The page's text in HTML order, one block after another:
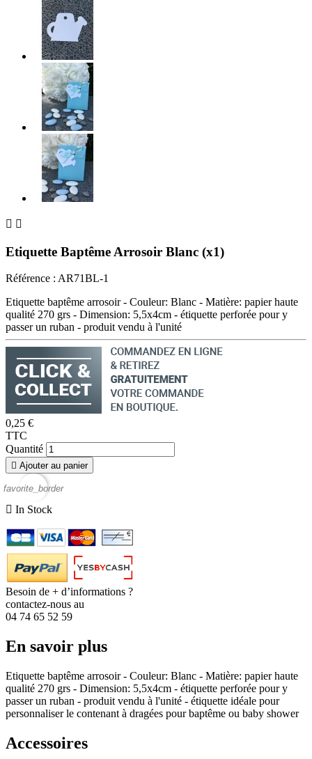
 
Etiquette Baptême Arrosoir Blanc (x1)
Référence : AR71BL-1
Etiquette baptême arrosoir - Couleur: Blanc - Matière: papier haute
qualité 270 grs - Dimension: 5,5x4cm - étiquette perforée pour y
passer un ruban - produit vendu à l'unité
0,25 €
TTC
Quantité
 Ajouter au panier
favorite_border
 In Stock
Besoin de + d’informations ?
contactez-nous au
04 74 65 52 59
En savoir plus
Etiquette baptême arrosoir - Couleur: Blanc - Matière: papier haute
qualité 270 grs - Dimension: 5,5x4cm - étiquette perforée pour y
passer un ruban - produit vendu à l'unité - étiquette idéale pour
personnaliser le contenant à dragées pour baptême ou baby shower
Accessoires